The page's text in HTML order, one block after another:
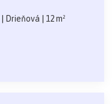
| Drieňová | 12 m²